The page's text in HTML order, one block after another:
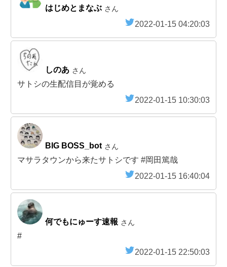
はじめとまなぶ さん
2022-01-15 04:20:03
しのあ さん
サトシの生配信目が覚める
2022-01-15 10:30:03
BIG BOSS_bot さん
マサラタウンから来たサトシです #岡田篤哉
2022-01-15 16:40:04
何でもにゅーす速報 さん
#
2022-01-15 22:50:03